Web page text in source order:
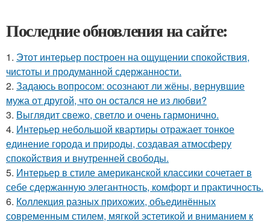
Последние обновления на сайте:
1. Этот интерьер построен на ощущении спокойствия,
чистоты и продуманной сдержанности.
2. Задаюсь вопросом: осознают ли жёны, вернувшие
мужа от другой, что он остался не из любви?
3. Выглядит свежо, светло и очень гармонично.
4. Интерьер небольшой квартиры отражает тонкое
единение города и природы, создавая атмосферу
спокойствия и внутренней свободы.
5. Интерьер в стиле американской классики сочетает в
себе сдержанную элегантность, комфорт и практичность.
6. Коллекция разных прихожих, объединённых
современным стилем, мягкой эстетикой и вниманием к